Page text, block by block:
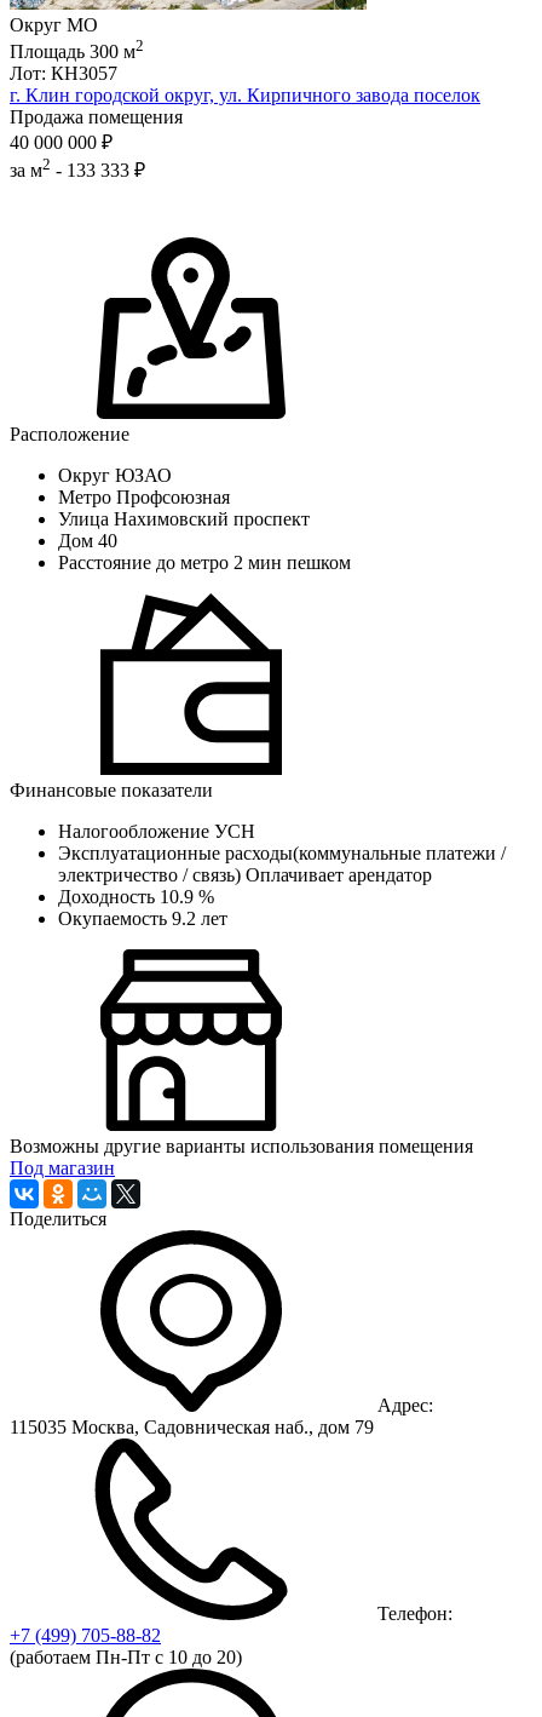
Округ МО
Площадь 300 м2
Лот: КН3057
г. Клин городской округ, ул. Кирпичного завода поселок
Продажа помещения
40 000 000 ₽
за м2 - 133 333 ₽
Расположение
Округ ЮЗАО
Метро Профсоюзная
Улица Нахимовский проспект
Дом 40
Расстояние до метро 2 мин пешком
Финансовые показатели
Налогообложение УСН
Эксплуатационные расходы(коммунальные платежи /
электричество / связь) Оплачивает арендатор
Доходность 10.9 %
Окупаемость 9.2 лет
Возможны другие варианты использования помещения
Под магазин
Поделиться
Адрес:
115035 Москва, Садовническая наб., дом 79
Телефон:
+7 (499) 705-88-82
(работаем Пн-Пт с 10 до 20)